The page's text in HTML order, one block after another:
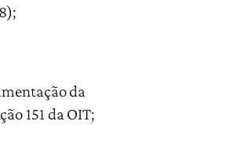
da
151 da OIT;